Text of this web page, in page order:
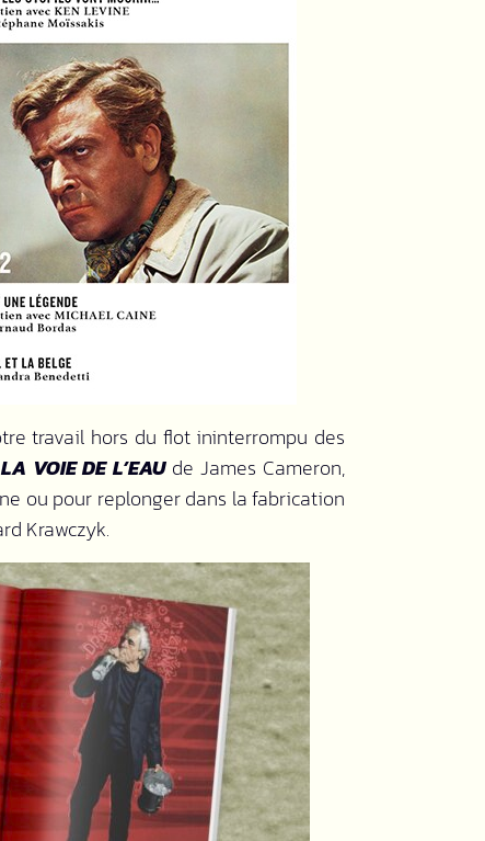
travail hors du flot ininterrompu des
VOIE DE L’EAUde James Cameron,
ou pour replonger dans la fabrication
Krawczyk.